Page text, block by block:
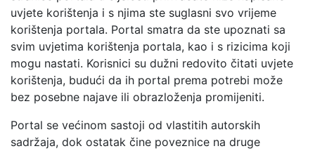
uvjete korištenja i s njima ste suglasni svo vrijeme
korištenja portala. Portal smatra da ste upoznati sa
svim uvjetima korištenja portala, kao i s rizicima koji
mogu nastati. Korisnici su dužni redovito čitati uvjete
korištenja, budući da ih portal prema potrebi može
bez posebne najave ili obrazloženja promijeniti.
Portal se većinom sastoji od vlastitih autorskih
sadržaja, dok ostatak čine poveznice na druge